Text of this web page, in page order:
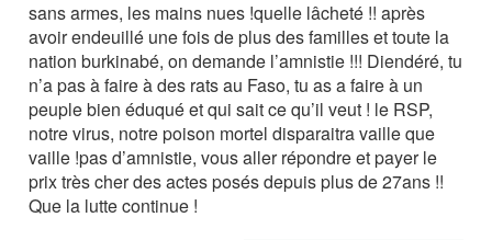
sans armes, les mains nues !quelle lâcheté !! après
avoir endeuillé une fois de plus des familles et toute la
nation burkinabé, on demande l’amnistie !!! Diendéré, tu
n’a pas à faire à des rats au Faso, tu as a faire à un
peuple bien éduqué et qui sait ce qu’il veut ! le RSP,
notre virus, notre poison mortel disparaitra vaille que
vaille !pas d’amnistie, vous aller répondre et payer le
prix très cher des actes posés depuis plus de 27ans !!
Que la lutte continue !